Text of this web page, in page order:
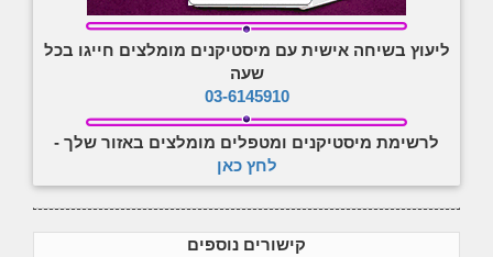
ליעוץ בשיחה אישית עם מיסטיקנים מומלצים חייגו בכל
שעה
03-6145910
לרשימת מיסטיקנים ומטפלים מומלצים באזור שלך -
לחץ כאן
קישורים נוספים